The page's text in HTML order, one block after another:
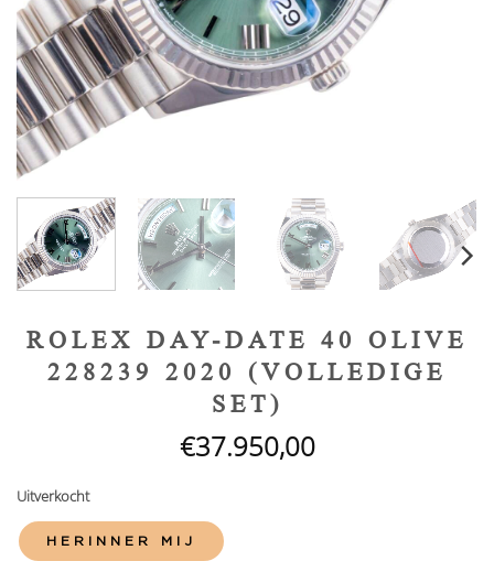
ROLEX DAY-DATE 40 OLIVE
228239 2020 (VOLLEDIGE
SET)
€37.950,00
Uitverkocht
HERINNER MIJ